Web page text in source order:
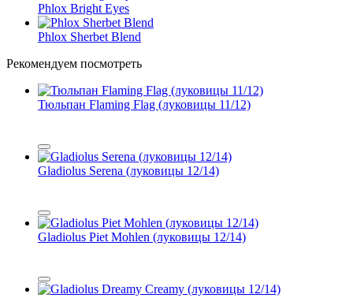
Phlox Bright Eyes
Phlox Sherbet Blend
Рекомендуем посмотреть
Тюльпан Flaming Flag (луковицы 11/12)
Gladiolus Serena (луковицы 12/14)
Gladiolus Piet Mohlen (луковицы 12/14)